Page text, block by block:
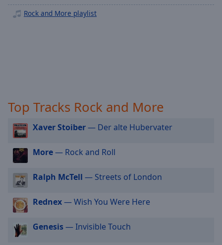
Descriptions
opens
subtitles
settings
dialog
subtitles
off
selected
Audio
Track
in-
Picture
Rock and More playlist
Top Tracks Rock and More
Xaver Stoiber— Der alte Hubervater
More— Rock and Roll
Ralph McTell — Streets of London
Rednex— Wish You Were Here
Genesis— Invisible Touch